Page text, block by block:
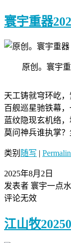
寰宇重器
原创。寰宇
天工铸就穹环屹，
百舰巡星驰铁幕，
蓝纹隐现玄机络，​
莫问神兵谁执掌？
类别 随写 |
2025年8月2日
发表者 寰宇一点水
评论无效
江山牧